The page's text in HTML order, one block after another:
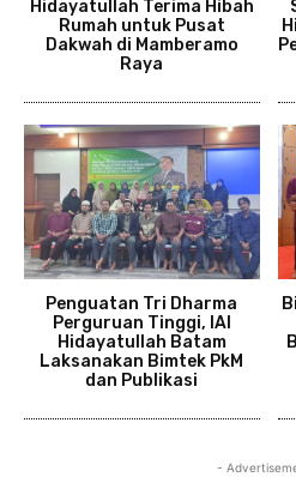
Hidayatullah Terima Hibah
Rumah untuk Pusat
Dakwah di Mamberamo
Raya
Penguatan Tri Dharma
Perguruan Tinggi, IAI
Hidayatullah Batam
Laksanakan Bimtek PkM
dan Publikasi
-